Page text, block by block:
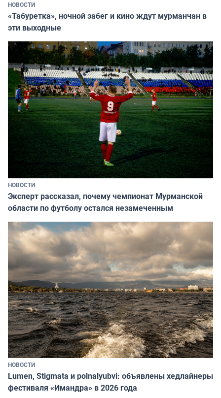
НОВОСТИ
«Табуретка», ночной забег и кино ждут мурманчан в
эти выходные
НОВОСТИ
Эксперт рассказал, почему чемпионат Мурманской
области по футболу остался незамеченным
НОВОСТИ
Lumen, Stigmata и polnalyubvi: объявлены хедлайнеры
фестиваля «Имандра» в 2026 года